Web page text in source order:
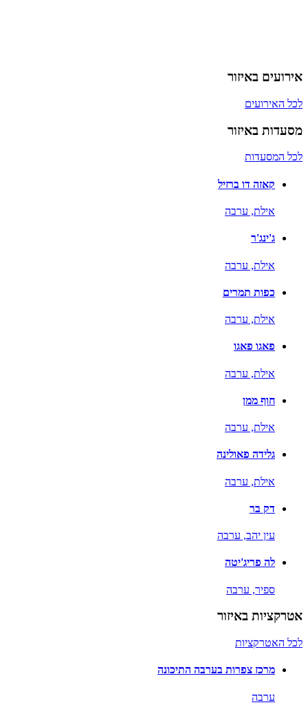
אירועים באיזור
לכל האירועים
מסעדות באיזור
לכל המסעדות
קאזה דו ברזיל
אילת, ערבה
ג'ינג'ר
אילת, ערבה
כפות תמרים
אילת, ערבה
פאגו פאגו
אילת, ערבה
חוף ממן
אילת, ערבה
גלידה פאולינה
אילת, ערבה
דק בר
עין יהב, ערבה
לה פריג'יטה
ספיר, ערבה
אטרקציות באיזור
לכל האטרקציות
מרכז צפרות בערבה התיכונה
ערבה